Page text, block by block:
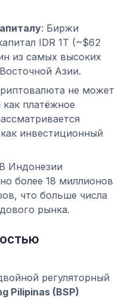
: Биржи
IDR 1T (~$62
из самых высоких
Азии.
не может
как платёжное
инвестиционный
Индонезии
более 18 миллионов
что больше числа
рынка.
регуляторный
Pilipinas (BSP)